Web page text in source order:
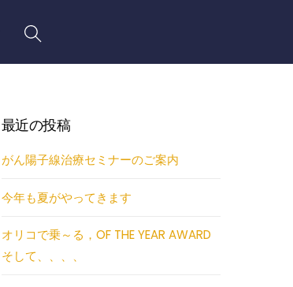
最近の投稿
がん陽子線治療セミナーのご案内
今年も夏がやってきます
オリコで乗～る，OF THE YEAR AWARD
そして、、、、